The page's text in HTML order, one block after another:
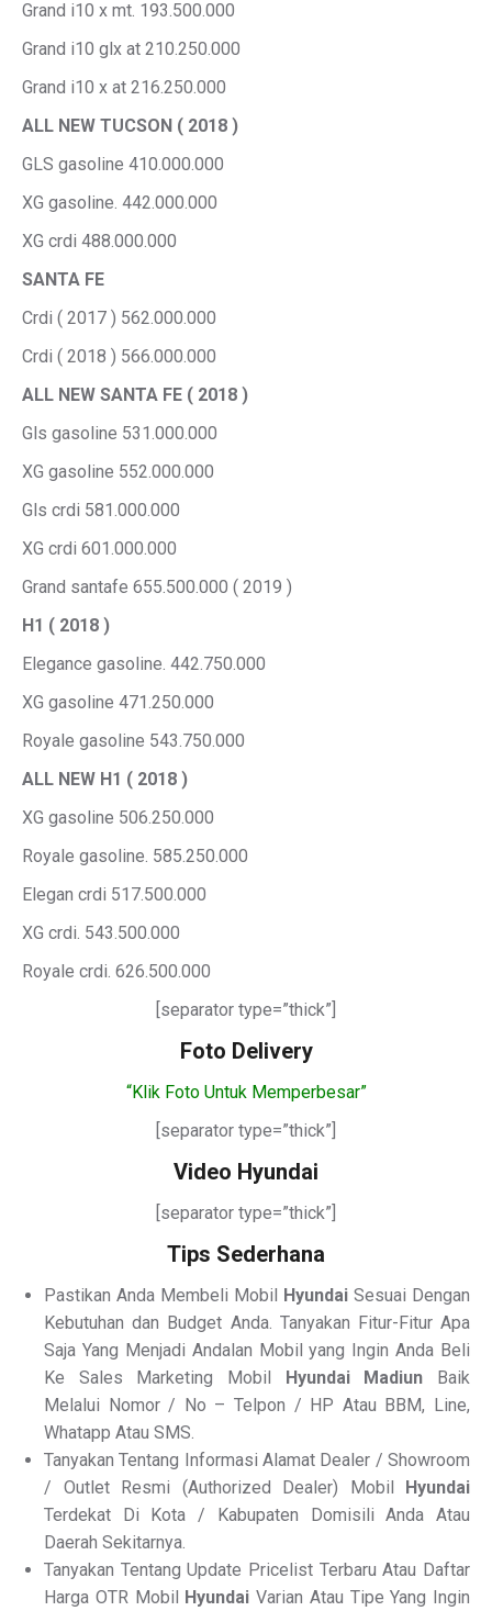
Grand i10 x mt. 193.500.000
Grand i10 glx at 210.250.000
Grand i10 x at 216.250.000
ALL NEW TUCSON ( 2018 )
GLS gasoline 410.000.000
XG gasoline. 442.000.000
XG crdi 488.000.000
SANTA FE
Crdi ( 2017 ) 562.000.000
Crdi ( 2018 ) 566.000.000
ALL NEW SANTA FE ( 2018 )
Gls gasoline 531.000.000
XG gasoline 552.000.000
Gls crdi 581.000.000
XG crdi 601.000.000
Grand santafe 655.500.000 ( 2019 )
H1 ( 2018 )
Elegance gasoline. 442.750.000
XG gasoline 471.250.000
Royale gasoline 543.750.000
ALL NEW H1 ( 2018 )
XG gasoline 506.250.000
Royale gasoline. 585.250.000
Elegan crdi 517.500.000
XG crdi. 543.500.000
Royale crdi. 626.500.000
[separator type=”thick”]
Foto Delivery
“Klik Foto Untuk Memperbesar”
[separator type=”thick”]
Video Hyundai
[separator type=”thick”]
Tips Sederhana
Pastikan Anda Membeli Mobil Hyundai Sesuai Dengan
Kebutuhan dan Budget Anda. Tanyakan Fitur-Fitur Apa
Saja Yang Menjadi Andalan Mobil yang Ingin Anda Beli
Ke Sales Marketing Mobil Hyundai Madiun Baik
Melalui Nomor / No – Telpon / HP Atau BBM, Line,
Whatapp Atau SMS.
Tanyakan Tentang Informasi Alamat Dealer / Showroom
/ Outlet Resmi (Authorized Dealer) Mobil Hyundai
Terdekat Di Kota / Kabupaten Domisili Anda Atau
Daerah Sekitarnya.
Tanyakan Tentang Update Pricelist Terbaru Atau Daftar
Harga OTR Mobil Hyundai Varian Atau Tipe Yang Ingin